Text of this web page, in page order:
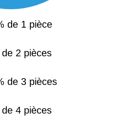
de 1 pièce
2 pièces
de 3 pièces
4 pièces